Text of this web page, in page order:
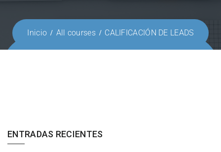
Inicio All courses CALIFICACIÓN DE LEADS
ENTRADAS RECIENTES